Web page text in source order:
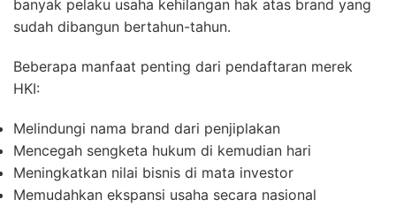
banyak pelaku usaha kehilangan hak atas brand yang
sudah dibangun bertahun-tahun.
Beberapa manfaat penting dari pendaftaran merek
HKI:
Melindungi nama brand dari penjiplakan
Mencegah sengketa hukum di kemudian hari
Meningkatkan nilai bisnis di mata investor
Memudahkan ekspansi usaha secara nasional